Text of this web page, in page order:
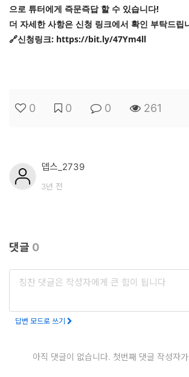
와
서
터
스
프
트
관
데
으로 튜터에게 즉문즉답 할 수 있습니다!
더 자세한 사항은 신청 링크에서 확인 부탁드립
🔗신청링크: https://bit.ly/47Ym4ll
0 0 0 261
뎁스_2739
3년 전
댓글 0
답변 모드로 쓰기
아직 댓글이 없습니다. 첫번째 댓글 작성자